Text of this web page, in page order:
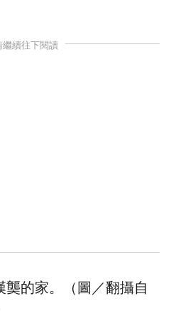
繼續往下閱讀
的家。（圖／翻攝自